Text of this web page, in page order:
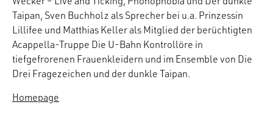
Taipan, Sven Buchholz als Sprecher bei u.a. Prinzessin
Lillifee und Matthias Keller als Mitglied der berüchtigten
Acappella-Truppe Die U-Bahn Kontrollöre in
tiefgefrorenen Frauenkleidern und im Ensemble von Die
Drei Fragezeichen und der dunkle Taipan.
Homepage